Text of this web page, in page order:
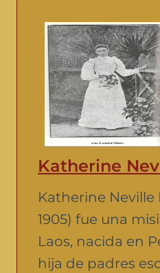
Katherine
Katherine Neville
1905) fue una
Laos, nacida en
hija de padres